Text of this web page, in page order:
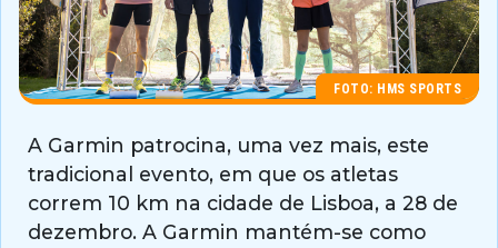
FOTO: HMS SPORTS
A Garmin patrocina, uma vez mais, este
tradicional evento, em que os atletas
correm 10 km na cidade de Lisboa, a 28 de
dezembro. A Garmin mantém-se como